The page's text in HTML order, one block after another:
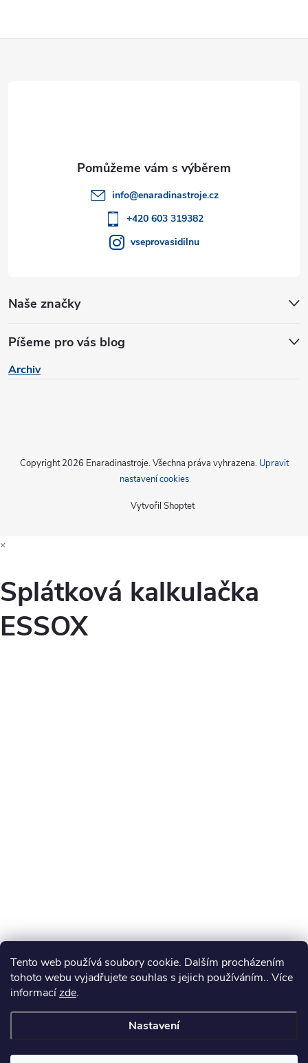
Tento web používá soubory cookie. Dalším procházením
tohoto webu vyjadřujete souhlas s jejich používáním.. Více
informacízde.
Nastavení
Naše značky
Píšeme pro vás blog
Archiv
info@enaradinastroje.cz
+420 603 319382
vseprovasidilnu
Vytvořil Shoptet
Copyright 2026 Enaradinastroje. Všechna práva vyhrazena. Upravit
nastavení cookies
×
Splátková kalkulačka
ESSOX